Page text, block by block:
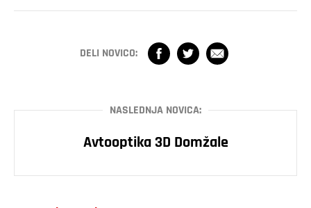
DELI NOVICO:
NASLEDNJA NOVICA:
Avtooptika 3D Domžale